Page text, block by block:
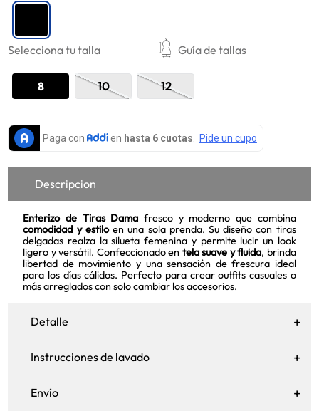
Selecciona tu talla Guía de tallas
8 10 12
Descripcion
Enterizo de Tiras Dama fresco y moderno que combina
comodidad y estiloen una sola prenda. Su diseño con tiras
delgadas realza la silueta femenina y permite lucir un look
ligero y versátil. Confeccionado en tela suave y fluida, brinda
libertad de movimiento y una sensación de frescura ideal
para los días cálidos. Perfecto para crear outfits casuales o
más arreglados con solo cambiar los accesorios.
Detalle
Instrucciones de lavado
Envío